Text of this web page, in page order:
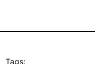
Tags: